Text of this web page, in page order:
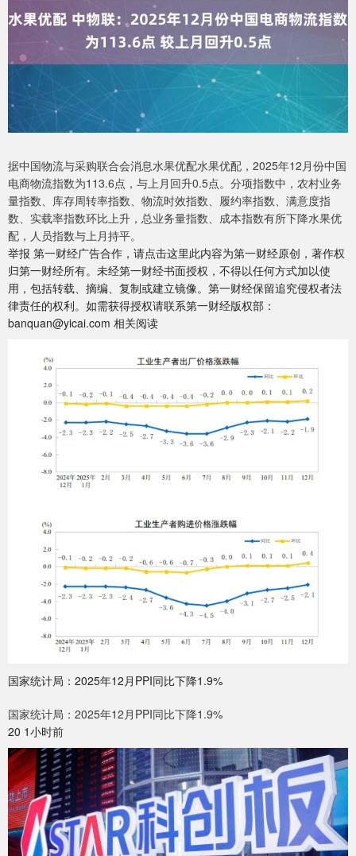
据中国物流与采购联合会消息水果优配水果优配，2025年12月份中国
电商物流指数为113.6点，与上月回升0.5点。分项指数中，农村业务
量指数、库存周转率指数、物流时效指数、履约率指数、满意度指
数、实载率指数环比上升，总业务量指数、成本指数有所下降水果优
配，人员指数与上月持平。
举报 第一财经广告合作，请点击这里此内容为第一财经原创，著作权
归第一财经所有。未经第一财经书面授权，不得以任何方式加以使
用，包括转载、摘编、复制或建立镜像。第一财经保留追究侵权者法
律责任的权利。如需获得授权请联系第一财经版权部：
banquan@yicai.com 相关阅读
国家统计局：2025年12月PPI同比下降1.9%
国家统计局：2025年12月PPI同比下降1.9%
20 1小时前